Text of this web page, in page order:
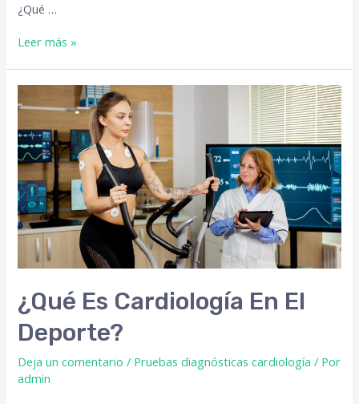
¿Qué …
Leer más »
¿Qué Es Cardiología En El
Deporte?
Deja un comentario / Pruebas diagnósticas cardiología / Por
admin